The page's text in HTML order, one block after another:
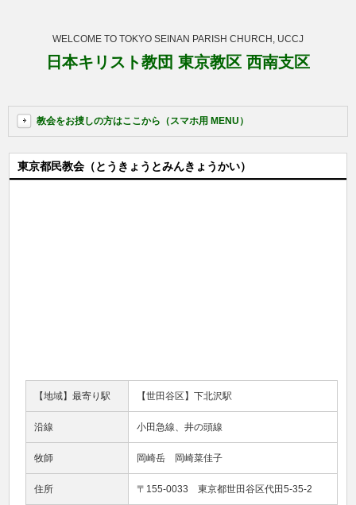
WELCOME TO TOKYO SEINAN PARISH CHURCH, UCCJ
日本キリスト教団 東京教区 西南支区
教会をお捜しの方はここから（スマホ用 MENU）
東京都民教会（とうきょうとみんきょうかい）
【地域】最寄り駅 【世田谷区】下北沢駅
沿線 小田急線、井の頭線
牧師 岡崎岳 岡崎菜佳子
住所 〒155-0033 東京都世田谷区代田5-35-2